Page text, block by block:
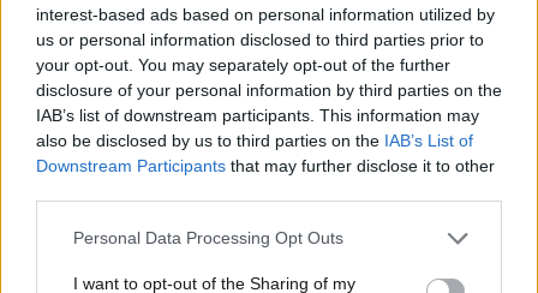
interest-based ads based on personal information utilized by
us or personal information disclosed to third parties prior to
your opt-out. You may separately opt-out of the further
disclosure of your personal information by third parties on the
IAB’s list of downstream participants. This information may
also be disclosed by us to third parties on the IAB’s List of
Downstream Participants that may further disclose it to other
Please note that this website/app uses one or more Google
not limited to your visit or usage behaviour. You may click to
Personal Data Processing Opt Outs
I want to opt-out of the Sharing of my
Έτσι πού 'μπλεξες 23·11·2023 20:37
να δω πώς θα ξεμπλέξεις, είσαι ίδια η Krystal και η
Alexis (Χάρυ Κλυνν)
Απαντήστε